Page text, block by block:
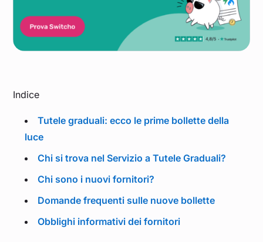
Indice
Tutele graduali: ecco le prime bollette della
luce
Chi si trova nel Servizio a Tutele Graduali?
Chi sono i nuovi fornitori?
Domande frequenti sulle nuove bollette
Obblighi informativi dei fornitori